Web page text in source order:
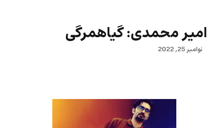
امیر محمدی: گیاهمرگی
نوامبر 25, 2022